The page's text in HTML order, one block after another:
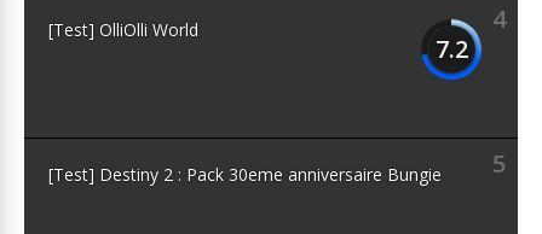
4
7.2
[Test] OlliOlli World
5
[Test] Destiny 2 : Pack 30eme anniversaire Bungie